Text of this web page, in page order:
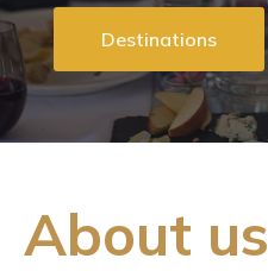
Destinations
About us